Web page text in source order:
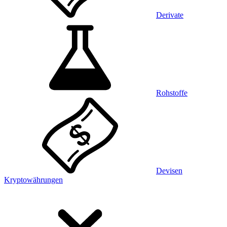
Derivate
Rohstoffe
Devisen
Kryptowährungen